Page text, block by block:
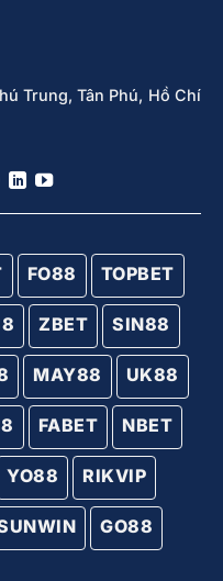
Trung, Tân Phú, Hồ Chí
FO88 TOPBET
ZBET SIN88
MAY88 UK88
FABET NBET
YO88 RIKVIP
GO88